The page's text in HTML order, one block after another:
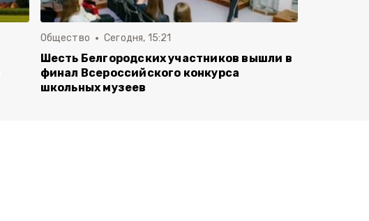
Общество Сегодня, 15:21
Шесть Белгородских участников вышли в
финал Всероссийского конкурса
школьных музеев